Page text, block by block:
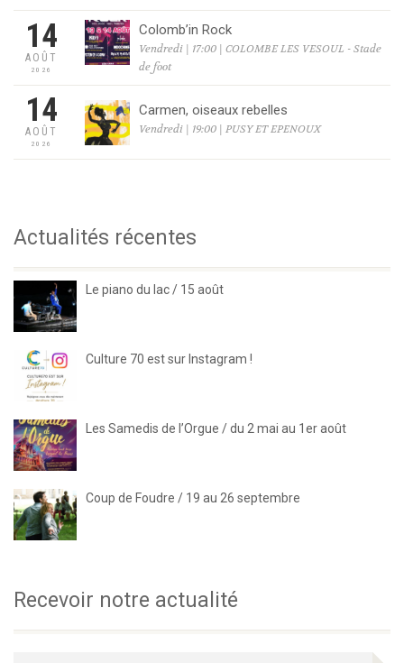
14
AOÛT
2026
Colomb’in Rock
Vendredi | 17:00 | COLOMBE LES VESOUL - Stade
de foot
14
AOÛT
2026
Carmen, oiseaux rebelles
Vendredi | 19:00 | PUSY ET EPENOUX
Actualités récentes
Le piano du lac / 15 août
Culture 70 est sur Instagram !
Les Samedis de l’Orgue / du 2 mai au 1er août
Coup de Foudre / 19 au 26 septembre
Recevoir notre actualité